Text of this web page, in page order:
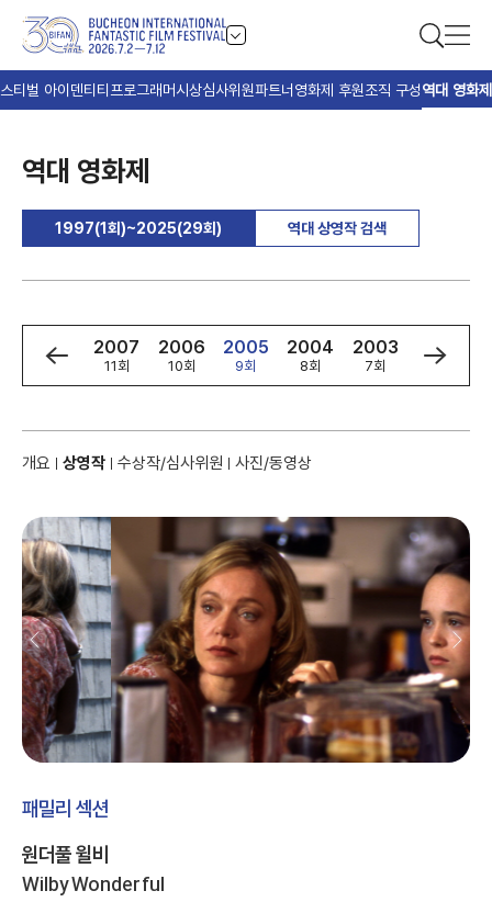
티벌 아이덴티티 프로그래머시상심사위원파트너 영화제 후원조직 구성역대 영화제
역대 영화제
1997(1회)~2025(29회) 역대 상영작 검색
2008
12회
2007
11회
2006
10회
2005
9회
2004
8회
2003
7회
2002
6회
개요 상영작 수상작/심사위원 사진/동영상
패밀리 섹션
원더풀 윌비
Wilby Wonderful